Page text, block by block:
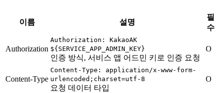
이름 설명
필
수
Authorization
Authorization: KakaoAK
${SERVICE_APP_ADMIN_KEY}
인증 방식, 서비스 앱 어드민 키로 인증 요청
O
Content-Type
Content-Type: application/x-www-form-
urlencoded;charset=utf-8
요청 데이터 타입
O